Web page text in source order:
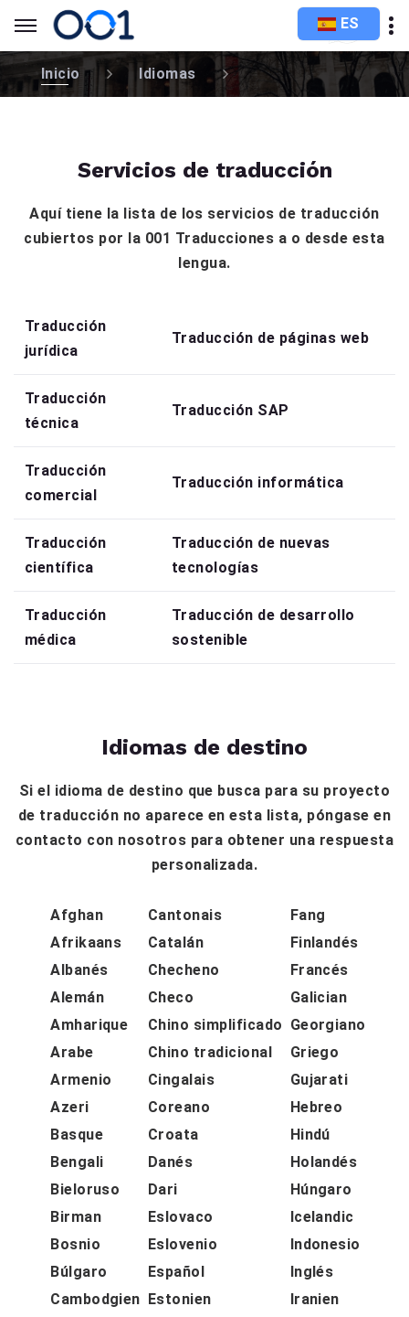
ES
Inicio Idiomas
Servicios de traducción
Aquí tiene la lista de los servicios de traducción
cubiertos por la 001 Traducciones a o desde esta
lengua.
Traducción
jurídica
Traducción de páginas web
Traducción
técnica
Traducción SAP
Traducción
comercial
Traducción informática
Traducción
científica
Traducción de nuevas
tecnologías
Traducción
médica
Traducción de desarrollo
sostenible
Idiomas de destino
Si el idioma de destino que busca para su proyecto
de traducción no aparece en esta lista, póngase en
contacto con nosotros para obtener una respuesta
personalizada.
Afghan
Afrikaans
Albanés
Alemán
Amharique
Arabe
Armenio
Azeri
Basque
Bengali
Bieloruso
Birman
Bosnio
Búlgaro
Cambodgien
Cantonais
Catalán
Checheno
Checo
Chino simplificado
Chino tradicional
Cingalais
Coreano
Croata
Danés
Dari
Eslovaco
Eslovenio
Español
Estonien
Fang
Finlandés
Francés
Galician
Georgiano
Griego
Gujarati
Hebreo
Hindú
Holandés
Húngaro
Icelandic
Indonesio
Inglés
Iranien